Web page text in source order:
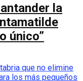
la
único”